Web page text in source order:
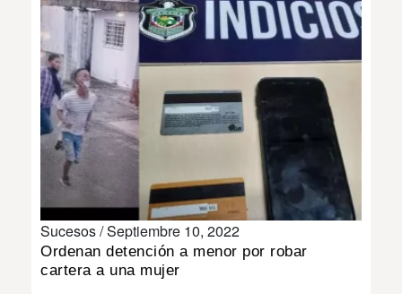
MULTIMEDIA
IMPRESO
Sucesos /Septiembre 10, 2022
Ordenan detención a menor por robar
cartera a una mujer